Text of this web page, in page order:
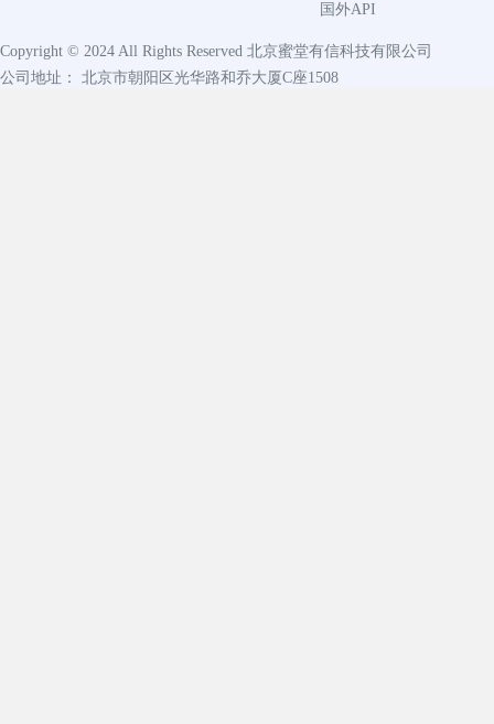
国外API
Copyright © 2024 All Rights Reserved 北京蜜堂有信科技有限公司
公司地址： 北京市朝阳区光华路和乔大厦C座1508